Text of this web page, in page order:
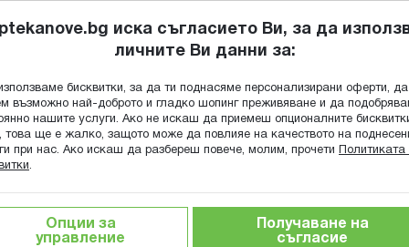
Търсене
ПОПИТАЙ
ГРИЖА ЗА МАЙКАТА И ДЕТЕТО ХРАНИТЕЛНИ ДОБАВКИ
група
иска съгласието Ви, за да
личните Ви данни за:
бисквитки, за да ти поднасяме персонализирани оферти, да
възможно най-доброто и гладко шопинг преживяване и да
нашите услуги. Ако не искаш да приемеш опционалните
това ще е жалко, защото може да повлияе на качеството на
при нас. Ако искаш да разбереш повече, молим, прочети
Политиката
.
Опции за
управление
Получаване на
съгласие